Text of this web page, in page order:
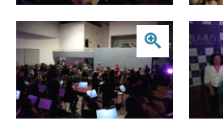
Zoom Zoom